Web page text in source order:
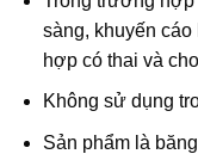
sàng, khuyến
hợp có thai và
Không sử dụng
Sản phẩm là